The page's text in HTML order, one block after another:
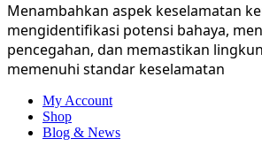
Menambahkan aspek keselamatan
mengidentifikasi potensi bahaya,
pencegahan, dan memastikan
memenuhi standar keselamatan
My Account
Shop
Blog & News